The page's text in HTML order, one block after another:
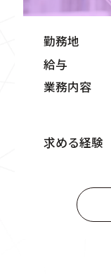
勤務地
給与
業務内容
求める経験